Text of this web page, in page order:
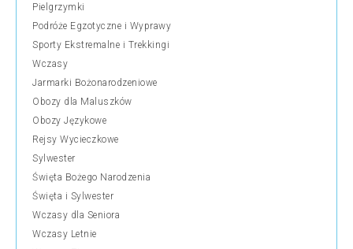
Pielgrzymki
Podróże Egzotyczne i Wyprawy
Sporty Ekstremalne i Trekkingi
Wczasy
Jarmarki Bożonarodzeniowe
Obozy dla Maluszków
Obozy Językowe
Rejsy Wycieczkowe
Sylwester
Święta Bożego Narodzenia
Święta i Sylwester
Wczasy dla Seniora
Wczasy Letnie